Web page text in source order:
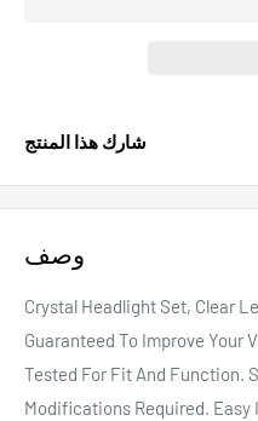
شارك هذا المنتج
وصف
Crystal Headlight Set, Clear
Guaranteed To Improve Your
Tested For Fit And Function.
Modifications Required. Easy